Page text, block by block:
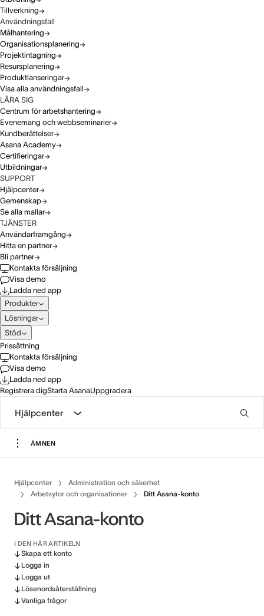
Tillverkning
Användningsfall
Målhantering
Organisationsplanering
Projektintagning
Resursplanering
Produktlanseringar
Visa alla användningsfall
LÄRA SIG
Centrum för arbetshantering
Evenemang och webbseminarier
Kundberättelser
Asana Academy
Certifieringar
Utbildningar
SUPPORT
Hjälpcenter
Gemenskap
Se alla mallar
TJÄNSTER
Användarframgång
Hitta en partner
Bli partner
Kontakta försäljning
Visa demo
Ladda ned app
Produkter
Lösningar
Stöd
Prissättning
Kontakta försäljning
Visa demo
Ladda ned app
Registrera digStarta AsanaUppgradera
Hjälpcenter
ÄMNEN
Hjälpcenter
Administration och säkerhet
Arbetsytor och organisationer
Ditt Asana-konto
Ditt Asana-konto
I DEN HÄR ARTIKELN
Skapa ett konto
Logga in
Logga ut
Lösenordsåterställning
Vanliga frågor